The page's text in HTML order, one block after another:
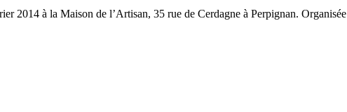
2014 à la Maison de l’Artisan, 35 rue de Cerdagne à Perpignan.